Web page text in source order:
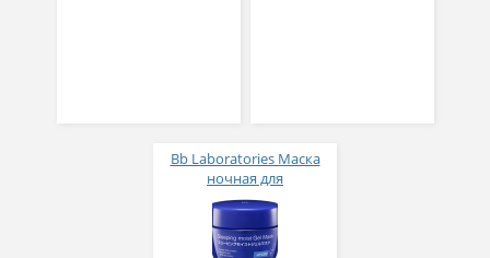
Bb Laboratories Маска
ночная для
интенсивного
увлажнения Sleeping
moist Gel Mask 80 гр